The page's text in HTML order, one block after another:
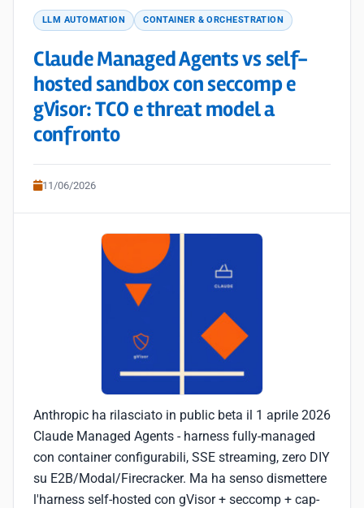
LLM AUTOMATION CONTAINER & ORCHESTRATION
Claude Managed Agents vs self-
hosted sandbox con seccomp e
gVisor: TCO e threat model a
confronto
11/06/2026
Anthropic ha rilasciato in public beta il 1 aprile 2026
Claude Managed Agents - harness fully-managed
con container configurabili, SSE streaming, zero DIY
su E2B/Modal/Firecracker. Ma ha senso dismettere
l'harness self-hosted con gVisor + seccomp + cap-